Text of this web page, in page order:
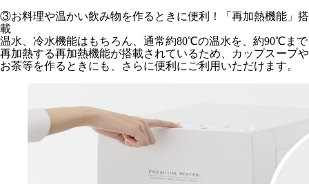
③お料理や温かい飲み物を作るときに便利！「再加熱機能」搭
載
温水、冷水機能はもちろん、通常約80℃の温水を、約90℃まで
再加熱する再加熱機能が搭載されているため、カップスープや
お茶等を作るときにも、さらに便利にご利用いただけます。